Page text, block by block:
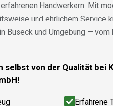
Handwerkern. Mit
und ehrlichem Service
Buseck und Umgebung —
selbst von der Qualität bei
Erfahrene